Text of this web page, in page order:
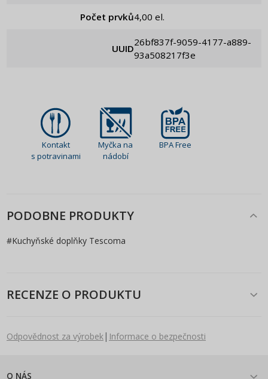
Počet prvků 4,00 el.
UUID
26bf837f-9059-4177-a889-
93a508217f3e
Kontakt
s potravinami
Myčka na
nádobí
BPA Free
PODOBNE PRODUKTY
#Kuchyňské doplňky Tescoma
RECENZE O PRODUKTU
Odpovědnost za výrobek| Informace o bezpečnosti
O NÁS